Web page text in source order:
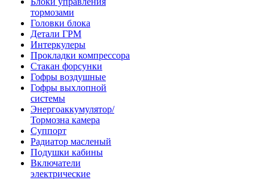
тормозами
Головки блока
Детали ГРМ
Интеркулеры
Прокладки компрессора
Стакан форсунки
Гофры воздушные
Гофры выхлопной
системы
Энергоаккумулятор/
Тормозна камера
Суппорт
Радиатор масленый
Подушки кабины
Включатели
электрические